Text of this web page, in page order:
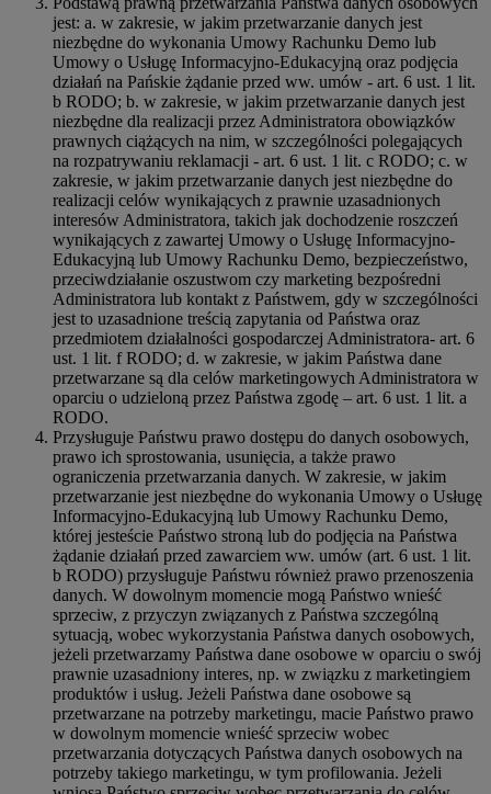
jest: a. w zakresie, w jakim przetwarzanie danych jest
niezbędne do wykonania Umowy Rachunku Demo lub
Umowy o Usługę Informacyjno-Edukacyjną oraz podjęcia
działań na Pańskie żądanie przed ww. umów - art. 6 ust. 1 lit.
b RODO; b. w zakresie, w jakim przetwarzanie danych jest
niezbędne dla realizacji przez Administratora obowiązków
prawnych ciążących na nim, w szczególności polegających
na rozpatrywaniu reklamacji - art. 6 ust. 1 lit. c RODO; c. w
zakresie, w jakim przetwarzanie danych jest niezbędne do
realizacji celów wynikających z prawnie uzasadnionych
interesów Administratora, takich jak dochodzenie roszczeń
wynikających z zawartej Umowy o Usługę Informacyjno-
Edukacyjną lub Umowy Rachunku Demo, bezpieczeństwo,
przeciwdziałanie oszustwom czy marketing bezpośredni
Administratora lub kontakt z Państwem, gdy w szczególności
jest to uzasadnione treścią zapytania od Państwa oraz
przedmiotem działalności gospodarczej Administratora- art. 6
ust. 1 lit. f RODO; d. w zakresie, w jakim Państwa dane
przetwarzane są dla celów marketingowych Administratora w
oparciu o udzieloną przez Państwa zgodę – art. 6 ust. 1 lit. a
RODO.
Przysługuje Państwu prawo dostępu do danych osobowych,
prawo ich sprostowania, usunięcia, a także prawo
ograniczenia przetwarzania danych. W zakresie, w jakim
przetwarzanie jest niezbędne do wykonania Umowy o Usługę
Informacyjno-Edukacyjną lub Umowy Rachunku Demo,
której jesteście Państwo stroną lub do podjęcia na Państwa
żądanie działań przed zawarciem ww. umów (art. 6 ust. 1 lit.
b RODO) przysługuje Państwu również prawo przenoszenia
danych. W dowolnym momencie mogą Państwo wnieść
sprzeciw, z przyczyn związanych z Państwa szczególną
sytuacją, wobec wykorzystania Państwa danych osobowych,
jeżeli przetwarzamy Państwa dane osobowe w oparciu o swój
prawnie uzasadniony interes, np. w związku z marketingiem
produktów i usług. Jeżeli Państwa dane osobowe są
przetwarzane na potrzeby marketingu, macie Państwo prawo
w dowolnym momencie wnieść sprzeciw wobec
przetwarzania dotyczących Państwa danych osobowych na
potrzeby takiego marketingu, w tym profilowania. Jeżeli